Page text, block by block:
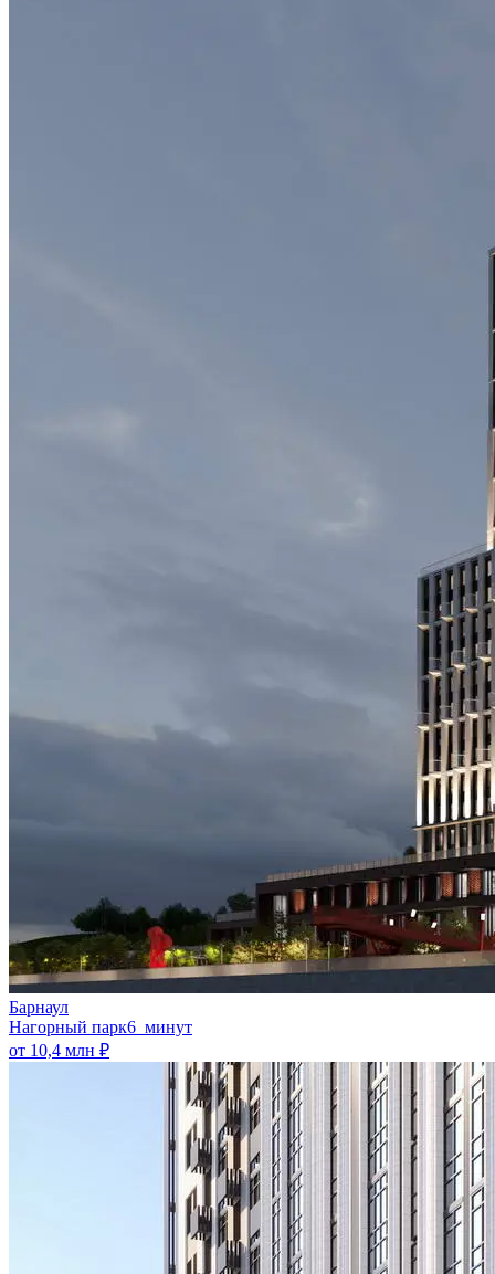
Барнаул
Нагорный парк6 минут
от 10,4 млн ₽